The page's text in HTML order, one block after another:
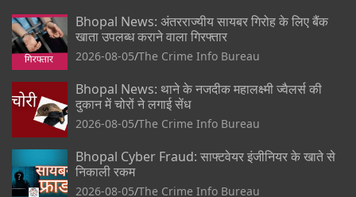
Bhopal News: अंतरराज्यीय सायबर गिरोह के लिए बैंक
खाता उपलब्ध कराने वाला गिरफ्तार
2026-08-05 The Crime Info Bureau
Bhopal News: थाने के नजदीक महालक्ष्मी ज्वैलर्स की
दुकान में चोरों ने लगाई सेंध
2026-08-05 The Crime Info Bureau
Bhopal Cyber Fraud: साफ्टवेयर इंजीनियर के खाते से
निकाली रकम
2026-08-05 The Crime Info Bureau